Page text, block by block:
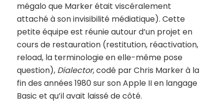
mégalo que Marker était viscéralement
attaché à son invisibilité médiatique). Cette
petite équipe est réunie autour d’un projet en
cours de restauration (restitution, réactivation,
reload, la terminologie en elle-même pose
question), Dialector, codé par Chris Marker à la
fin des années 1980 sur son Apple II en langage
Basic et qu’il avait laissé de côté.